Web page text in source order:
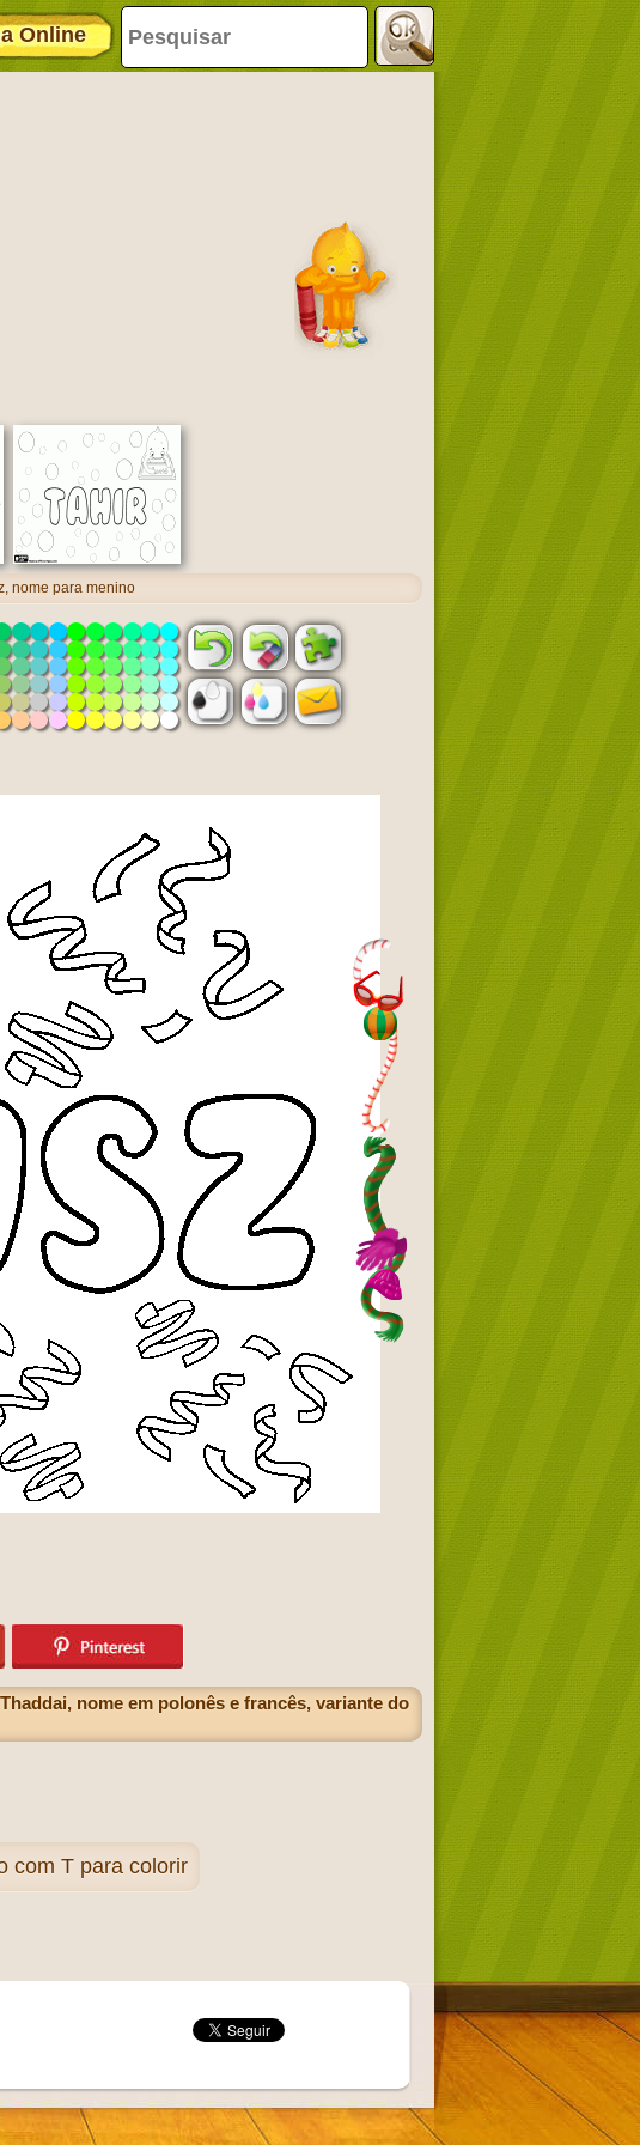
Online
nome para menino
nome em polonês e francês, variante do
com T para colorir